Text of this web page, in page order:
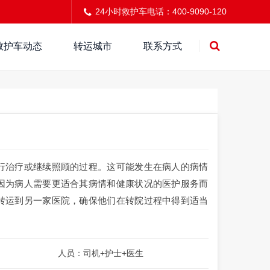
24小时救护车电话：400-9090-120
护车动态 转运城市 联系方式
疗或继续照顾的过程。这可能发生在病人的病情
病人需要更适合其病情和健康状况的医护服务而
到另一家医院，确保他们在转院过程中得到适当
人员：司机+护士+医生